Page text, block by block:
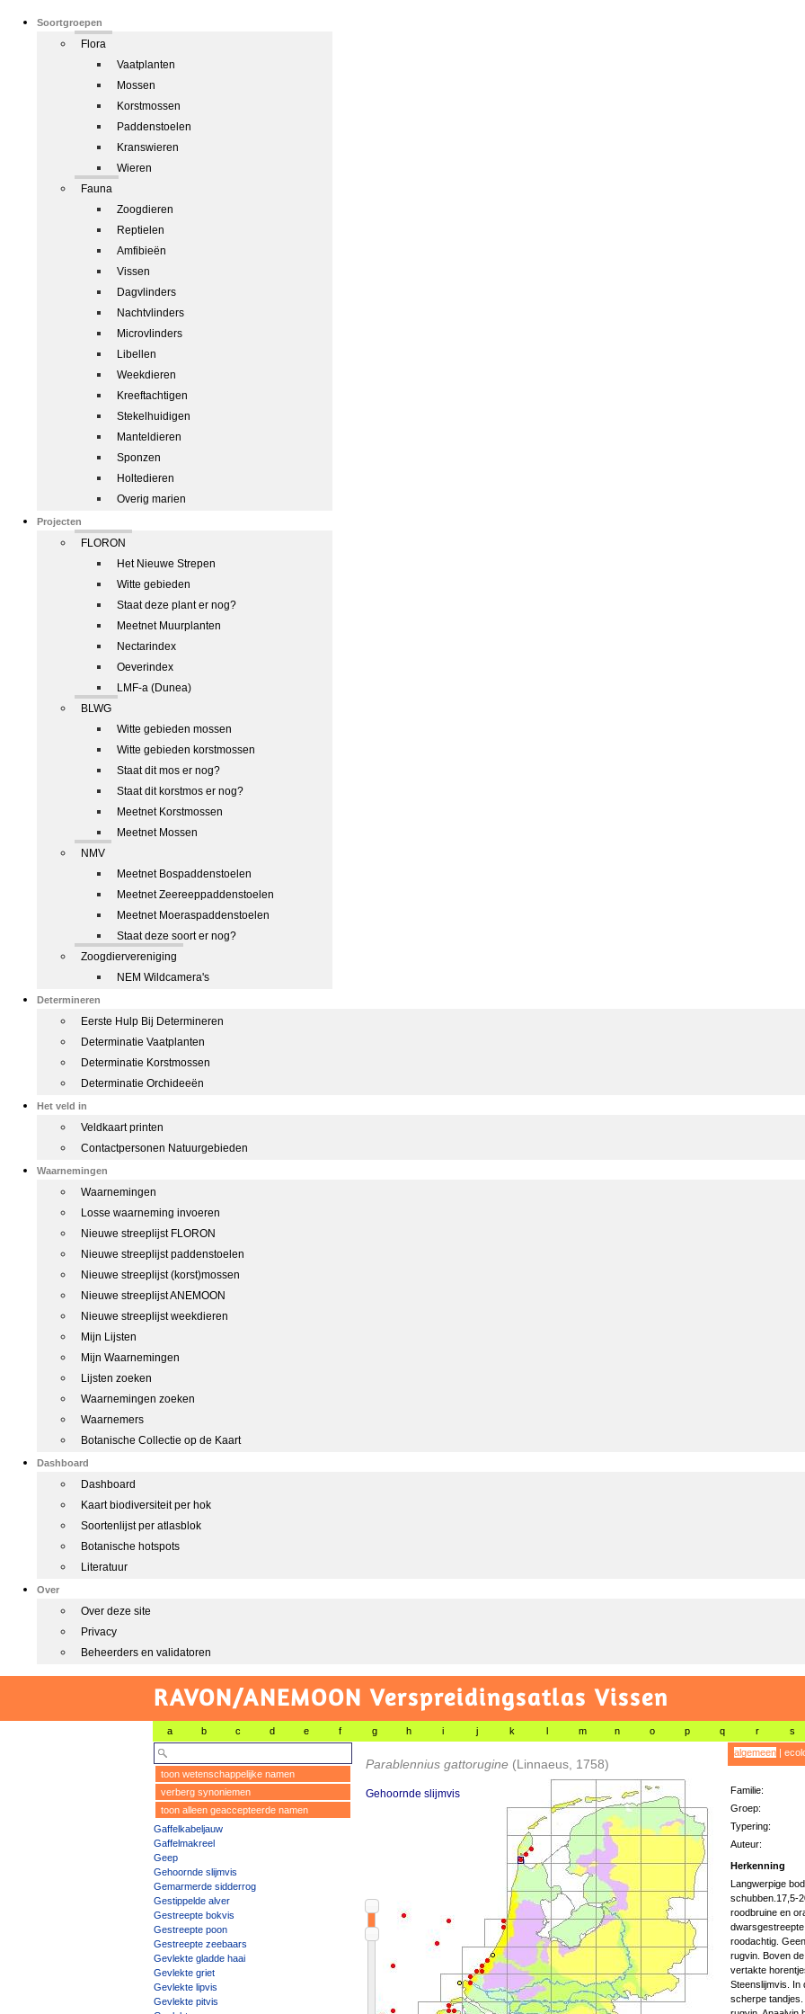
Soortgroepen
Flora
Vaatplanten
Mossen
Korstmossen
Paddenstoelen
Kranswieren
Wieren
Fauna
Zoogdieren
Reptielen
Amfibieën
Vissen
Dagvlinders
Nachtvlinders
Microvlinders
Libellen
Weekdieren
Kreeftachtigen
Stekelhuidigen
Manteldieren
Sponzen
Holtedieren
Overig marien
Projecten
FLORON
Het Nieuwe Strepen
Witte gebieden
Staat deze plant er nog?
Meetnet Muurplanten
Nectarindex
Oeverindex
LMF-a (Dunea)
BLWG
Witte gebieden mossen
Witte gebieden korstmossen
Staat dit mos er nog?
Staat dit korstmos er nog?
Meetnet Korstmossen
Meetnet Mossen
NMV
Meetnet Bospaddenstoelen
Meetnet Zeereeppaddenstoelen
Meetnet Moeraspaddenstoelen
Staat deze soort er nog?
Zoogdiervereniging
NEM Wildcamera's
Determineren
Eerste Hulp Bij Determineren
Determinatie Vaatplanten
Determinatie Korstmossen
Determinatie Orchideeën
Het veld in
Veldkaart printen
Contactpersonen Natuurgebieden
Waarnemingen
Waarnemingen
Losse waarneming invoeren
Nieuwe streeplijst FLORON
Nieuwe streeplijst paddenstoelen
Nieuwe streeplijst (korst)mossen
Nieuwe streeplijst ANEMOON
Nieuwe streeplijst weekdieren
Mijn Lijsten
Mijn Waarnemingen
Lijsten zoeken
Waarnemingen zoeken
Waarnemers
Botanische Collectie op de Kaart
Dashboard
Dashboard
Kaart biodiversiteit per hok
Soortenlijst per atlasblok
Botanische hotspots
Literatuur
Over
Over deze site
Privacy
Beheerders en validatoren
RAVON/ANEMOON Verspreidingsatlas Vissen
a b c d e f g h i j k l m n o p q r s
toon wetenschappelijke namen
verberg synoniemen
toon alleen geaccepteerde namen
Gaffelkabeljauw
Gaffelmakreel
Geep
Gehoornde slijmvis
Gemarmerde sidderrog
Gestippelde alver
Gestreepte bokvis
Gestreepte poon
Gestreepte zeebaars
Gevlekte gladde haai
Gevlekte griet
Gevlekte lipvis
Gevlekte pitvis
Parablennius gattorugine (Linnaeus, 1758)
Gehoornde slijmvis
algemeen|
Familie:
Groep:
Typering:
Auteur:
Herkenning
Langwerpige
schubben.17,5-
roodbruine en
roodachtig.
rugvin. Boven
vertakte
Steenslijmvis. In
scherpe